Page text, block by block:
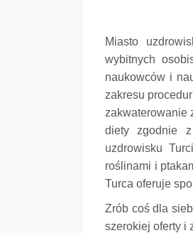
Miasto
wybitnych
naukowców i
zakresu
zakwaterowanie
diety zgodnie
uzdrowisku
roślinami i
Turca oferuje
Zrób coś dla
szerokiej oferty i